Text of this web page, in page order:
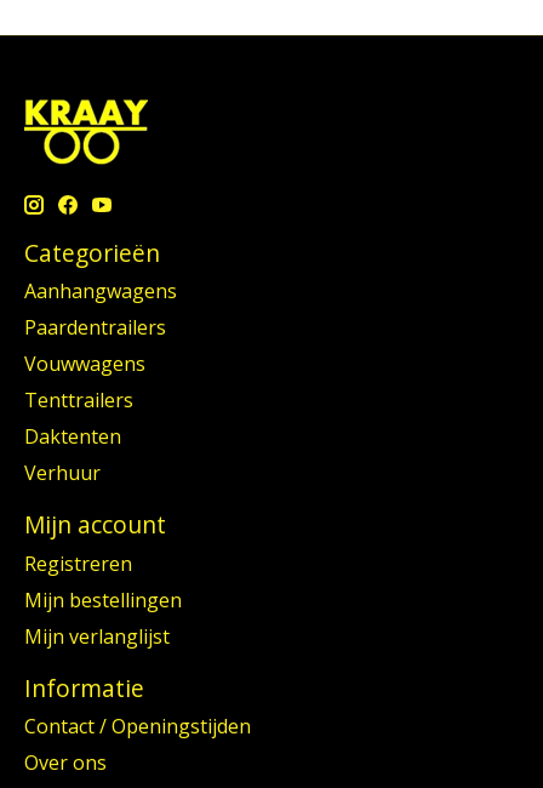
Categorieën
Aanhangwagens
Paardentrailers
Vouwwagens
Tenttrailers
Daktenten
Verhuur
Mijn account
Registreren
Mijn bestellingen
Mijn verlanglijst
Informatie
Contact / Openingstijden
Over ons